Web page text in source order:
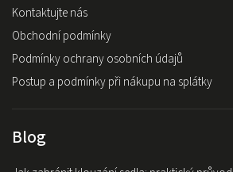
Kontaktujte nás
Obchodní podmínky
Podmínky ochrany osobních údajů
Postup a podmínky při nákupu na splátky
Blog